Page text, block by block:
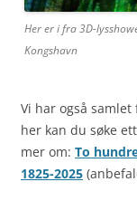
Her er i fra 3D-
Kongshavn
Vi har også
her kan du søke
mer om: To
1825-2025